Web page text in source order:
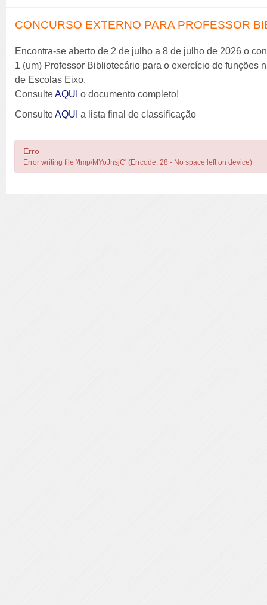
CONCURSO EXTERNO PARA PROFESSOR
Encontra-se aberto de 2 de julho a 8 de julho de 2026 o
1 (um) Professor Bibliotecário para o exercício de funções
de Escolas Eixo.
ConsulteAQUI o documento completo!
ConsulteAQUI a lista final de classificação
Erro
Error writing file '/tmp/MYoJnsjC' (Errcode: 28 - No space left on device)